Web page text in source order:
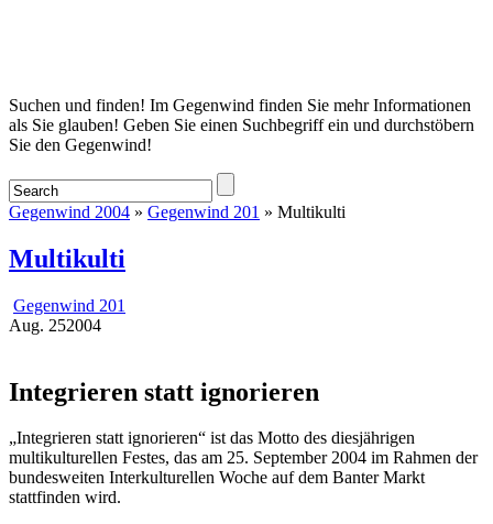
Startseite
Suchen und finden! Im Gegenwind finden Sie mehr Informationen
als Sie glauben! Geben Sie einen Suchbegriff ein und durchstöbern
Sie den Gegenwind!
Gegenwind 2004 » Gegenwind 201 » Multikulti
Multikulti
Gegenwind 201
Aug. 252004
Integrieren statt ignorieren
„Integrieren statt ignorieren“ ist das Motto des diesjährigen
multikulturellen Festes, das am 25. September 2004 im Rahmen der
bundesweiten Interkulturellen Woche auf dem Banter Markt
stattfinden wird.